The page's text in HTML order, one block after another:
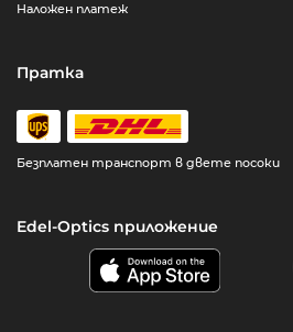
Наложен платеж
Пратка
Безплатен транспорт в двете посоки
Edel-Optics приложение